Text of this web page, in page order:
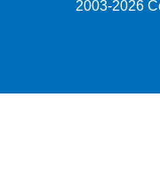
2003-2026